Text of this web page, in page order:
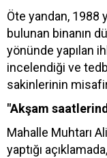
Öte yandan, 1988
bulunan binanın
yönünde yapılan
incelendiği ve
sakinlerinin
"Akşam
Mahalle Muhtarı
yaptığı